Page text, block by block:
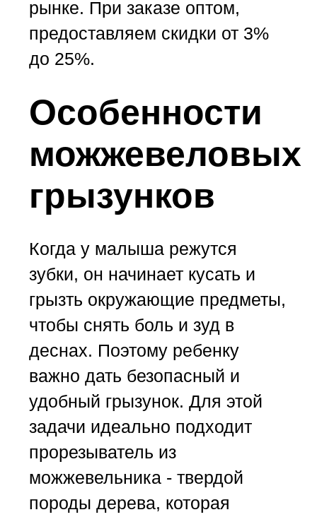
рынке. При заказе оптом,
предоставляем скидки от 3%
до 25%.
Особенности
можжевеловых
грызунков
Когда у малыша режутся
зубки, он начинает кусать и
грызть окружающие предметы,
чтобы снять боль и зуд в
деснах. Поэтому ребенку
важно дать безопасный и
удобный грызунок. Для этой
задачи идеально подходит
прорезыватель из
можжевельника - твердой
породы дерева, которая